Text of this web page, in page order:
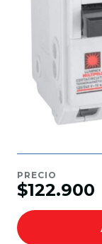
PRECIO
$122.900